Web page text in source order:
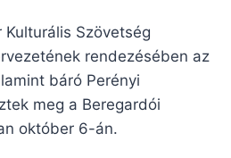
Szövetség
rendezésében az
báró Perényi
meg a Beregardói
október 6-án.